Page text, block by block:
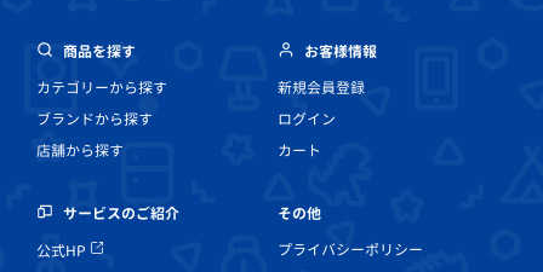
商品を探す
カテゴリーから探す
ブランドから探す
店舗から探す
お客様情報
新規会員登録
ログイン
カート
サービスのご紹介
公式HP
その他
プライバシーポリシー